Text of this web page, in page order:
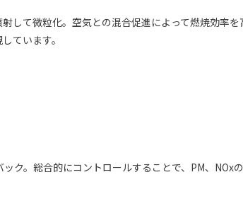
して微粒化。空気との混合促進によって燃焼効率
ています。
。総合的にコントロールすることで、PM、NOxの